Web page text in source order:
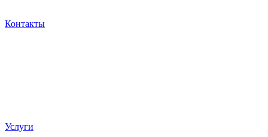
Контакты
Услуги